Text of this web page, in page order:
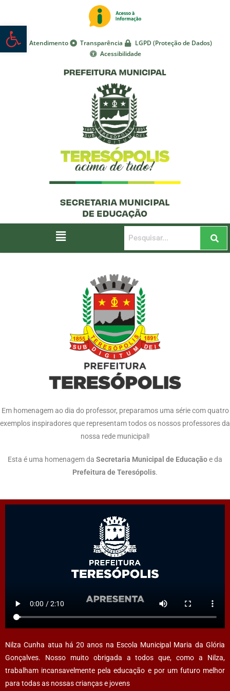
Abrir a barra de ferramentas
Atendimento Transparência
LGPD (Proteção de Dados)
Acessibilidade
Em homenagem ao dia do professor, preparamos uma série com quatro
exemplos inspiradores que representam todos os nossos professores da
nossa rede municipal!
Esta é uma homenagem da Secretaria Municipal de Educaçãoe da
Prefeitura de Teresópolis.
Nilza Cunha atua há 20 anos na Escola Municipal Maria da Glória
Gonçalves. Nosso muito obrigada a todos que, como a Nilza,
trabalham incansavelmente pela educação e por um futuro melhor
para todas as nossas crianças e jovens